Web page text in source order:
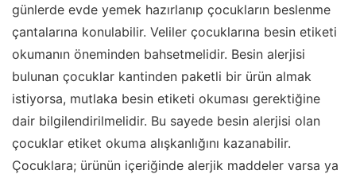
günlerde evde yemek hazırlanıp çocukların beslenme
çantalarına konulabilir. Veliler çocuklarına besin etiketi
okumanın öneminden bahsetmelidir. Besin alerjisi
bulunan çocuklar kantinden paketli bir ürün almak
istiyorsa, mutlaka besin etiketi okuması gerektiğine
dair bilgilendirilmelidir. Bu sayede besin alerjisi olan
çocuklar etiket okuma alışkanlığını kazanabilir.
Çocuklara; ürünün içeriğinde alerjik maddeler varsa ya